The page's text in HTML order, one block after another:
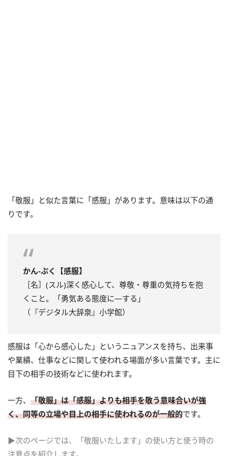
「敬服」と似た言葉に「感服」があります。意味は以下の通
りです。
かん‐ぷく【感服】
［名］(スル)深く感心して、尊敬・尊重の気持ちを抱
くこと。「勇気ある態度に―する」
（『デジタル大辞泉』小学館）
感服は「心から感心した」というニュアンスを持ち、出来事
や業績、仕事などに関して使われる場面が多い言葉です。主に
目下の相手の技術などに使われます。
一方、 「敬服」は「感服」よりも相手を敬う意味合いが強
く、同等の立場や目上の相手に使われるのが一般的です。
▶次のページでは、「敬服いたします」の使い方と使う時の
注意点を紹介します。